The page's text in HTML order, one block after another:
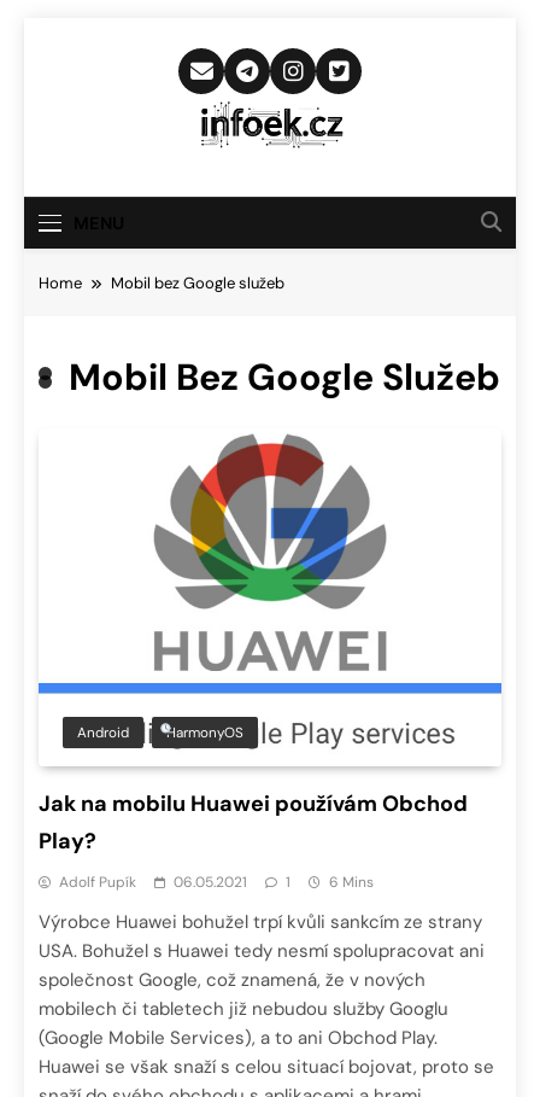
Infoek.cz
Novinkám
Home Mobil bez Google služeb
Mobil Bez Google Služeb
Android HarmonyOS
Jak na mobilu Huawei používám Obchod
Play?
Adolf Pupík 06.05.2021 1 6 Mins
Výrobce Huawei bohužel trpí kvůli sankcím ze strany
USA. Bohužel s Huawei tedy nesmí spolupracovat ani
společnost Google, což znamená, že v nových
mobilech či tabletech již nebudou služby Googlu
(Google Mobile Services), a to ani Obchod Play.
Huawei se však snaží s celou situací bojovat, proto se